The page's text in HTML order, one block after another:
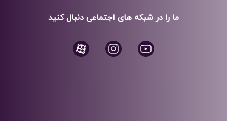
ما را در شبکه های اجتماعی دنبال کنید